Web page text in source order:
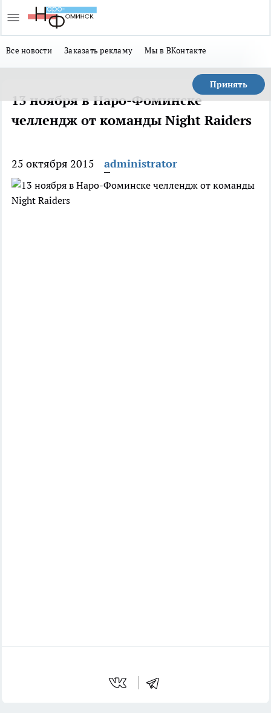
Все новости Заказать рекламу Мы в ВКонтакте
Принять
13 ноября в Наро-Фоминске
челлендж от команды Night Raiders
25 октября 2015 administrator